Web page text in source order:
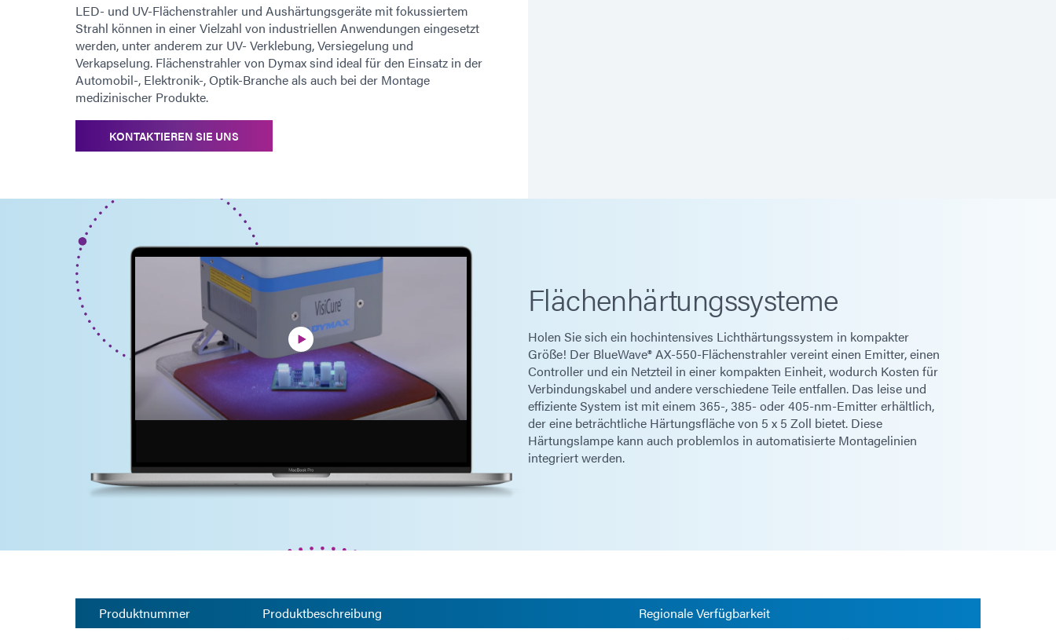
LED- und UV-Flächenstrahler und Aushärtungsgeräte mit fokussiertem
Strahl können in einer Vielzahl von industriellen Anwendungen eingesetzt
werden, unter anderem zur UV- Verklebung, Versiegelung und
Verkapselung. Flächenstrahler von Dymax sind ideal für den Einsatz in der
Automobil-, Elektronik-, Optik-Branche als auch bei der Montage
medizinischer Produkte.
KONTAKTIEREN SIE UNS
Flächenhärtungssysteme
Holen Sie sich ein hochintensives Lichthärtungssystem in kompakter
Größe! Der BlueWave® AX-550-Flächenstrahler vereint einen Emitter, einen
Controller und ein Netzteil in einer kompakten Einheit, wodurch Kosten für
Verbindungskabel und andere verschiedene Teile entfallen. Das leise und
effiziente System ist mit einem 365-, 385- oder 405-nm-Emitter erhältlich,
der eine beträchtliche Härtungsfläche von 5 x 5 Zoll bietet. Diese
Härtungslampe kann auch problemlos in automatisierte Montagelinien
integriert werden.
Produktnummer Produktbeschreibung Regionale Verfügbarkeit